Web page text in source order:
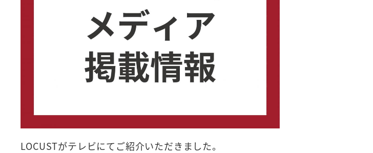
LOCUSTがテレビにてご紹介いただきました。